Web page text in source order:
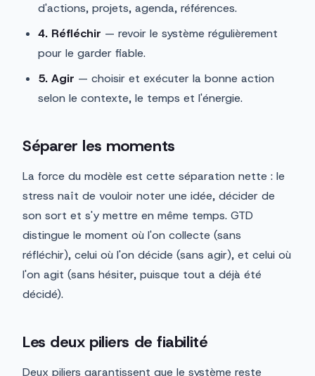
d'actions, projets, agenda, références.
4. Réfléchir — revoir le système régulièrement
pour le garder fiable.
5. Agir — choisir et exécuter la bonne action
selon le contexte, le temps et l'énergie.
Séparer les moments
La force du modèle est cette séparation nette : le
stress naît de vouloir noter une idée, décider de
son sort et s'y mettre en même temps. GTD
distingue le moment où l'on collecte (sans
réfléchir), celui où l'on décide (sans agir), et celui où
l'on agit (sans hésiter, puisque tout a déjà été
décidé).
Les deux piliers de fiabilité
Deux piliers garantissent que le système reste